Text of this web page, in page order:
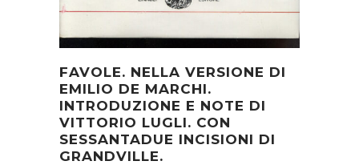
FAVOLE. NELLA VERSIONE DI
EMILIO DE MARCHI.
INTRODUZIONE E NOTE DI
VITTORIO LUGLI. CON
SESSANTADUE INCISIONI DI
GRANDVILLE.